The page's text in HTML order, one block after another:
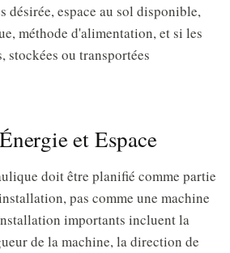
désirée, espace au sol disponible,
méthode d'alimentation, et si les
stockées ou transportées
et Espace
doit être planifié comme partie
pas comme une machine
importants incluent la
de la machine, la direction de